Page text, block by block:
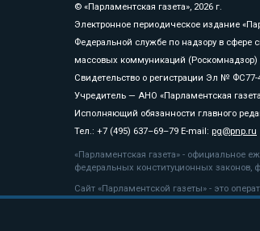
© «Парламентская газета», 2026 г.
Электронное периодическое издание
Федеральной службе по надзору в сфере
массовых коммуникаций (Роскомнадзор)
Свидетельство о регистрации Эл № ФС77-
Учредитель — АНО «Парламентская
Исполняющий обязанности главного
Тел.: +7 (495) 637–69–79 E-mail: pg@pnp.ru
«Парламентская газета» - официальное
федеральных конституционных законов,
Сайт «Парламентской газеты» - это
«Парламентской газеты» активная